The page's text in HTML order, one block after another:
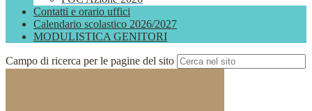
Contatti e orario uffici
Calendario scolastico 2026/2027
MODULISTICA GENITORI
Campo di ricerca per le pagine del sito